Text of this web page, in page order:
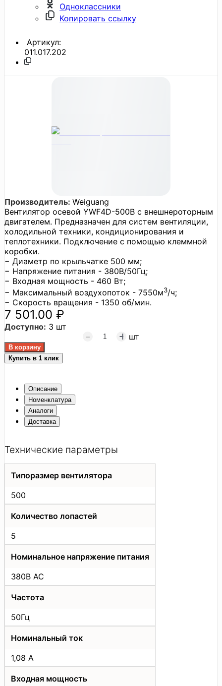
Одноклассники
Копировать ссылку
Артикул:
011.017.202
Производитель: Weiguang
Вентилятор осевой YWF4D-500B с внешнероторным
двигателем. Предназначен для систем вентиляции,
холодильной техники, кондиционирования и
теплотехники. Подключение с помощью клеммной
коробки.
− Диаметр по крыльчатке 500 мм;
− Напряжение питания - 380В/50Гц;
− Входная мощность - 460 Вт;
− Максимальный воздухопоток - 7550м3/ч;
− Скорость вращения - 1350 об/мин.
7 501.00 ₽
Доступно: 3 шт
шт
Купить в 1 клик
Описание
Номенклатура
Аналоги
Доставка
Технические параметры
Типоразмер вентилятора
500
Количество лопастей
5
Номинальное напряжение питания
380В АС
Частота
50Гц
Номинальный ток
1,08 А
Входная мощность